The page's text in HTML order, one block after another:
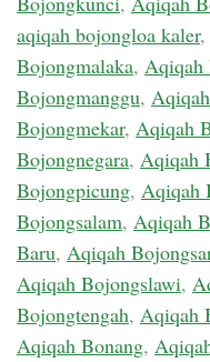
aqiqah bojongloa kaler,
Bojongmalaka, Aqiqah
Bojongmanggu,
Bojongmekar, Aqiqah
Bojongnegara, Aqiqah
Bojongpicung, Aqiqah
Bojongsalam, Aqiqah
Baru, Aqiqah
Aqiqah Bojongslawi,
Bojongtengah, Aqiqah
Aqiqah Bonang,